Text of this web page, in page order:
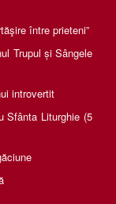
între prieteni”
Trupul și Sângele
introvertit
Sfânta Liturghie (5